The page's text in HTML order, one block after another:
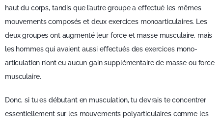
haut du corps, tandis que l’autre groupe a effectué les mêmes
mouvements composés et deux exercices monoarticulaires. Les
deux groupes ont augmenté leur force et masse musculaire, mais
les hommes qui avaient aussi effectués des exercices mono-
articulation n’ont eu aucun gain supplémentaire de masse ou force
musculaire.
Donc, si tu es débutant en musculation, tu devrais te concentrer
essentiellement sur les mouvements polyarticulaires comme les